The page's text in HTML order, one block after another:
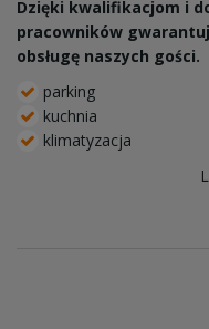
Dzięki kwalifikacjom i
pracowników
obsługę naszych gości.
parking
kuchnia
klimatyzacja